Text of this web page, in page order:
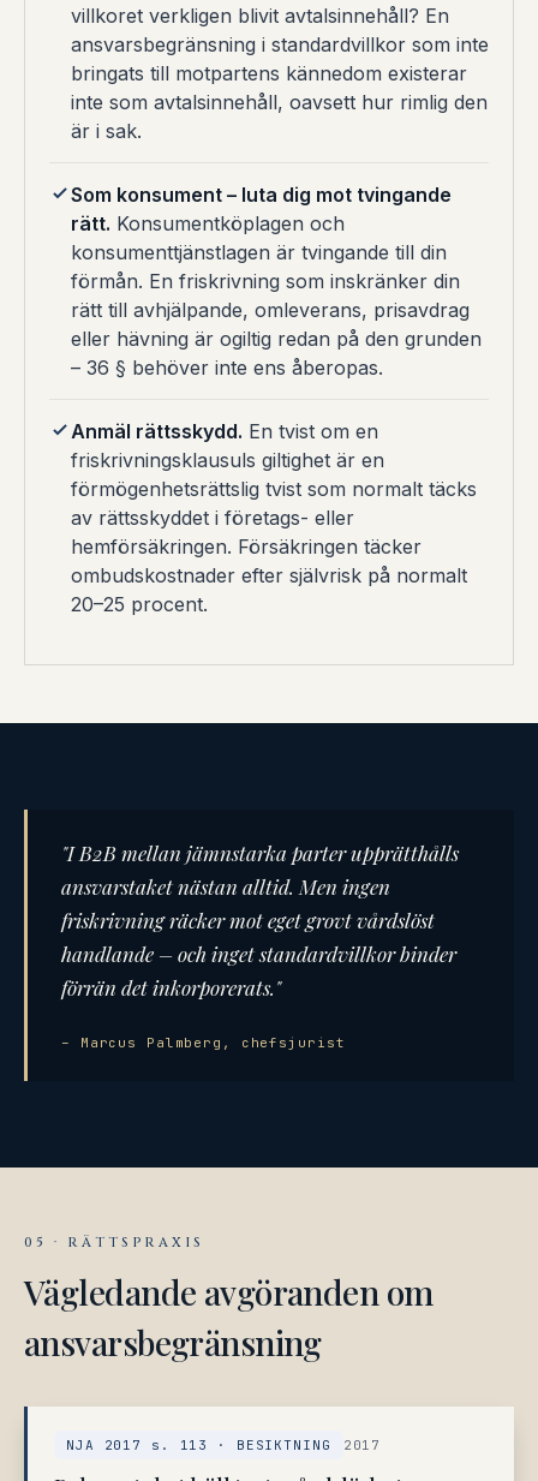
villkoret verkligen blivit avtalsinnehåll? En
ansvarsbegränsning i standardvillkor som inte
bringats till motpartens kännedom existerar
inte som avtalsinnehåll, oavsett hur rimlig den
är i sak.
Som konsument – luta dig mot tvingande
rätt. Konsumentköplagen och
konsumenttjänstlagen är tvingande till din
förmån. En friskrivning som inskränker din
rätt till avhjälpande, omleverans, prisavdrag
eller hävning är ogiltig redan på den grunden
– 36 § behöver inte ens åberopas.
Anmäl rättsskydd. En tvist om en
friskrivningsklausuls giltighet är en
förmögenhetsrättslig tvist som normalt täcks
av rättsskyddet i företags- eller
hemförsäkringen. Försäkringen täcker
ombudskostnader efter självrisk på normalt
20–25 procent.
"I B2B mellan jämnstarka parter upprätthålls
ansvarstaket nästan alltid. Men ingen
friskrivning räcker mot eget grovt vårdslöst
handlande – och inget standardvillkor binder
förrän det inkorporerats."
– Marcus Palmberg, chefsjurist
05 · RÄTTSPRAXIS
Vägledande avgöranden om
ansvarsbegränsning
NJA 2017 s. 113 · BESIKTNING 2017